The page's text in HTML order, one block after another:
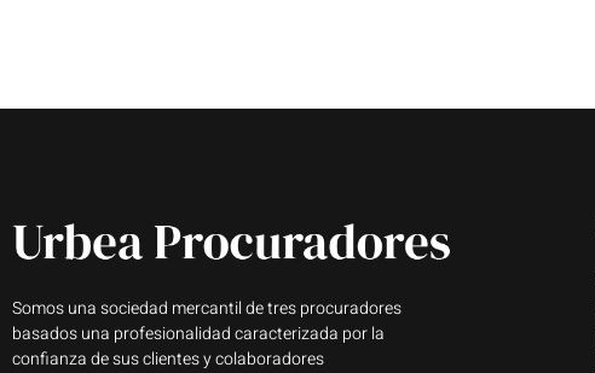
Somos una sociedad mercantil de tres procuradores
basados una profesionalidad caracterizada por la
confianza de sus clientes y colaboradores